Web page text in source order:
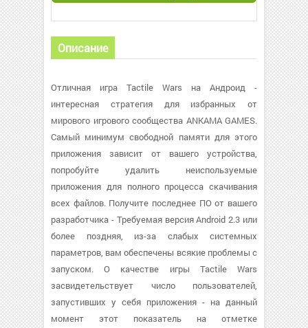
Описание
Отличная игра Tactile Wars на Андроид -
интересная стратегия для избранных от
мирового игрового сообщества ANKAMA GAMES.
Самый минимум свободной памяти для этого
приложения зависит от вашего устройства,
попробуйте удалить неиспользуемые
приложения для полного процесса скачивания
всех файлов. Получите последнее ПО от вашего
разработчика - Требуемая версия Android 2.3 или
более поздняя, из-за слабых системных
параметров, вам обеспечены всякие проблемы с
запуском. О качестве игры Tactile Wars
засвидетельствует число пользователей,
запустивших у себя приложения - на данный
момент этот показатель на отметке